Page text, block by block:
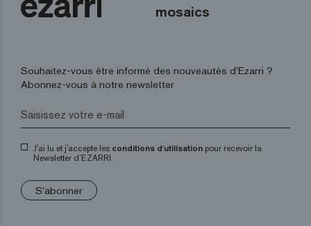
mosaics
Souhaitez-vous être informé des nouveautés d’Ezarri ?
Abonnez-vous à notre newsletter
J'ai lu et j'accepte les conditions d'utilisation pour recevoir la
Newsletter d’EZARRI.
S'abonner